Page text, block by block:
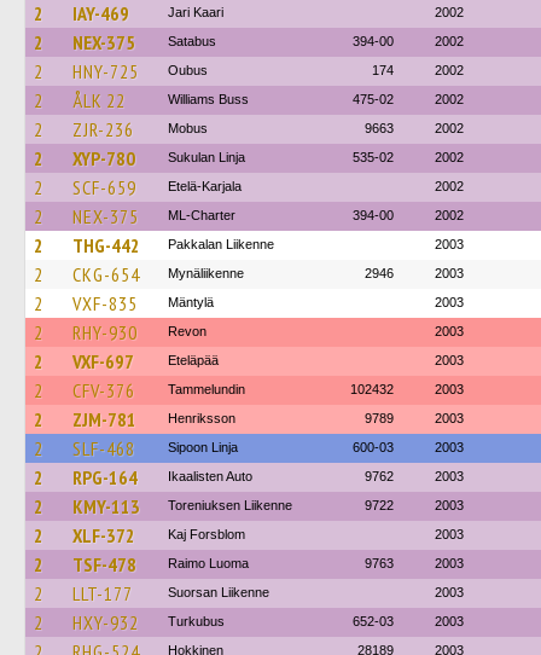
2 IAY-469 Jari Kaari 2002
2 NEX-375 Satabus 394-00 2002
2 HNY-725 Oubus 174 2002
2 ÅLK 22 Williams Buss 475-02 2002
2 ZJR-236 Mobus 9663 2002
2 XYP-780 Sukulan Linja 535-02 2002
2 SCF-659 Etelä-Karjala 2002
2 NEX-375 ML-Charter 394-00 2002
2 THG-442 Pakkalan Liikenne 2003
2 CKG-654 Mynäliikenne 2946 2003
2 VXF-835 Mäntylä 2003
2 RHY-930 Revon 2003
2 VXF-697 Eteläpää 2003
2 CFV-376 Tammelundin 102432 2003
2 ZJM-781 Henriksson 9789 2003
2 SLF-468 Sipoon Linja 600-03 2003
2 RPG-164 Ikaalisten Auto 9762 2003
2 KMY-113 Toreniuksen Liikenne 9722 2003
2 XLF-372 Kaj Forsblom 2003
2 TSF-478 Raimo Luoma 9763 2003
2 LLT-177 Suorsan Liikenne 2003
2 HXY-932 Turkubus 652-03 2003
Hokkinen 28189 2003